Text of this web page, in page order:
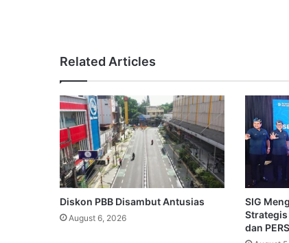
Related Articles
Diskon PBB Disambut Antusias
August 6, 2026
SIG
Strategis
dan